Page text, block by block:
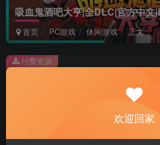
吸血鬼酒吧大亨|全DLC|官方中
首页 PC游戏 休闲游戏 正文
此内容为付费资源，请付费后查看
2积分
黄金会员免费
付费资源
欢迎回家